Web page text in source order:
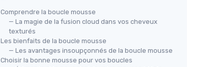
Comprendre la boucle mousse
— La magie de la fusion cloud dans vos cheveux
texturés
Les bienfaits de la boucle mousse
— Les avantages insoupçonnés de la boucle mousse
Choisir la bonne mousse pour vos boucles